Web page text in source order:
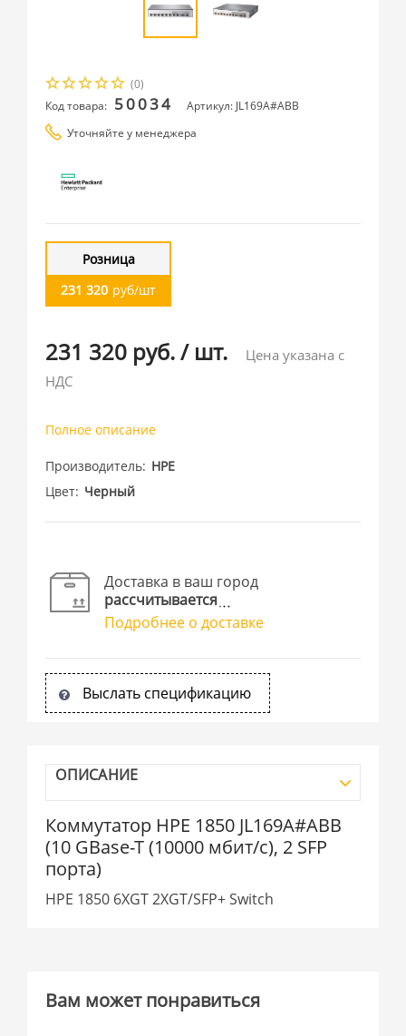
(0)
Код товара: 50034
Артикул: JL169A#ABB
Уточняйте у менеджера
Розница
231 320 руб/шт
231 320 руб./ шт.
Цена указана с
НДС
Полное описание
Производитель HPE
Цвет Черный
Доставка в ваш город
рассчитывается
Подробнее о доставке
Выслать спецификацию
ОПИСАНИЕ
Коммутатор HPE 1850 JL169A#ABB
(10 GBase-T (10000 мбит/с), 2 SFP
порта)
HPE 1850 6XGT 2XGT/SFP+ Switch
Вам может понравиться